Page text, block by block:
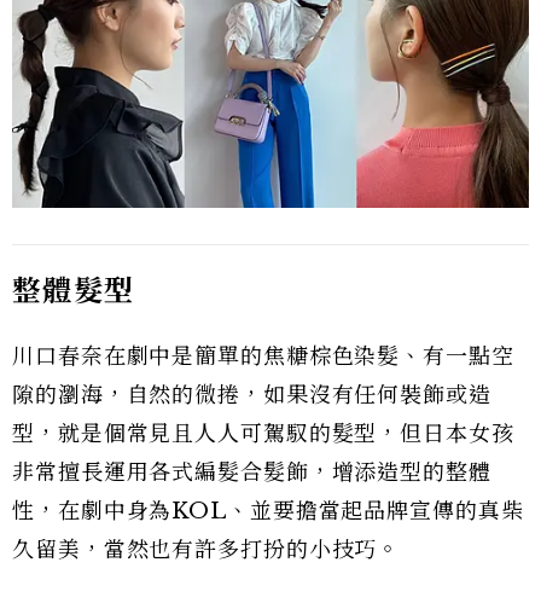
整體髮型
川口春奈在劇中是簡單的焦糖棕色染髮、有一點空
隙的瀏海，自然的微捲，如果沒有任何裝飾或造
型，就是個常見且人人可駕馭的髮型，但日本女孩
非常擅長運用各式編髮合髮飾，增添造型的整體
性，在劇中身為KOL、並要擔當起品牌宣傳的真柴
久留美，當然也有許多打扮的小技巧。